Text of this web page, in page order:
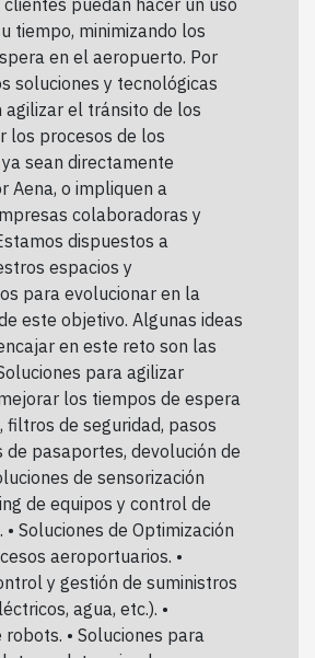
puedan hacer un uso
tiempo, minimizando los
en el aeropuerto. Por
soluciones y tecnológicas
agilizar el tránsito de los
los procesos de los
sean directamente
Aena, o impliquen a
colaboradoras y
dispuestos a
espacios y
para evolucionar en la
este objetivo. Algunas ideas
en este reto son las
para agilizar
los tiempos de espera
filtros de seguridad, pasos
pasaportes, devolución de
de sensorización
de equipos y control de
Soluciones de Optimización
aeroportuarios. •
y gestión de suministros
agua, etc.). •
robots. • Soluciones para